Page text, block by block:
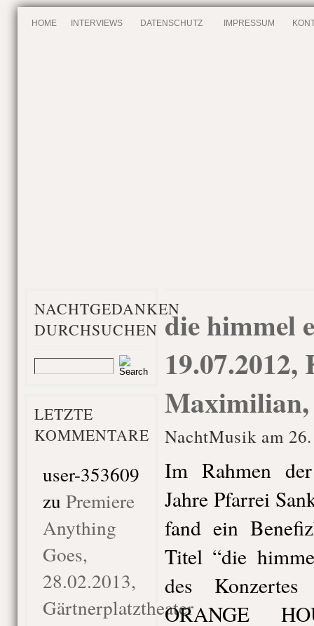
HOME INTERVIEWS DATENSCHUTZ IMPRESSUM
NACHTGEDANKEN
DURCHSUCHEN
LETZTE
KOMMENTARE
user-353609
zu Premiere
Anything
Goes,
28.02.2013,
Gärtnerplatztheater
die himmel
19.07.2012,
NachtMusik am
Im Rahmen
Jahre Pfarrei
fand ein
Titel “die
des
ORANGE